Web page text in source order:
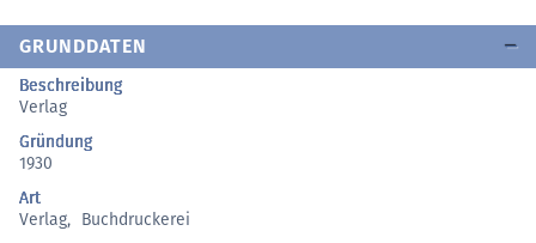
GRUNDDATEN
Beschreibung
Verlag
Gründung
1930
Art
Verlag, Buchdruckerei